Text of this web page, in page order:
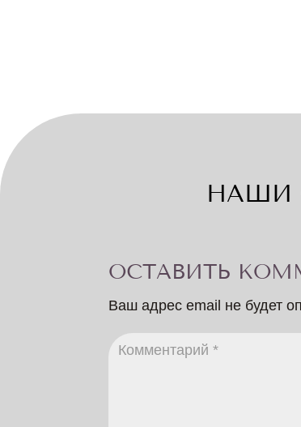
НАШИ
ОСТАВИТЬ
Ваш адрес email не будет